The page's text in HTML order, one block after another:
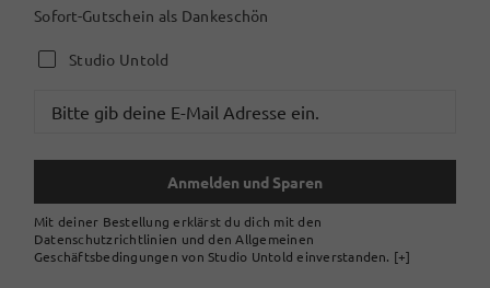
Sofort-Gutschein als Dankeschön
Studio Untold
Anmelden und Sparen
Mit deiner Bestellung erklärst du dich mit den
Datenschutzrichtlinien und den Allgemeinen
Geschäftsbedingungen von Studio Untold einverstanden. [+]